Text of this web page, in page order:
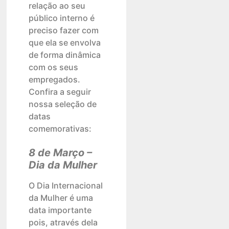
relação ao seu
público interno é
preciso fazer com
que ela se envolva
de forma dinâmica
com os seus
empregados.
Confira a seguir
nossa seleção de
datas
comemorativas:
8 de Março –
Dia da Mulher
O Dia Internacional
da Mulher é uma
data importante
pois, através dela